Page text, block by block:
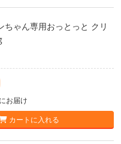
ちゃん専用おっとっと クリ
にお届け
カートに入れる